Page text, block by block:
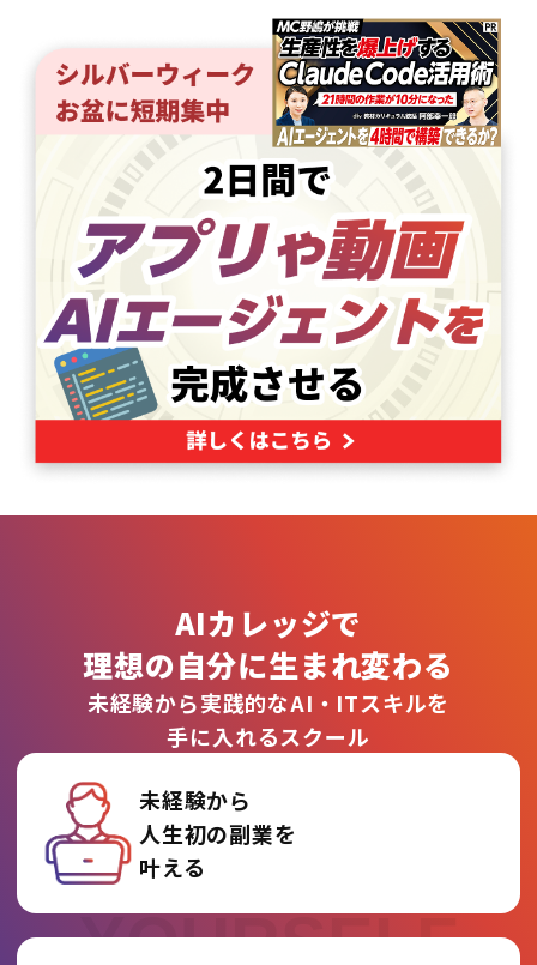
REINVENT
YOURSELF
AIカレッジで
理想の自分に生まれ変わる
未経験から実践的なAI・ITスキルを
手に入れるスクール
未経験から
人生初の副業を
叶える